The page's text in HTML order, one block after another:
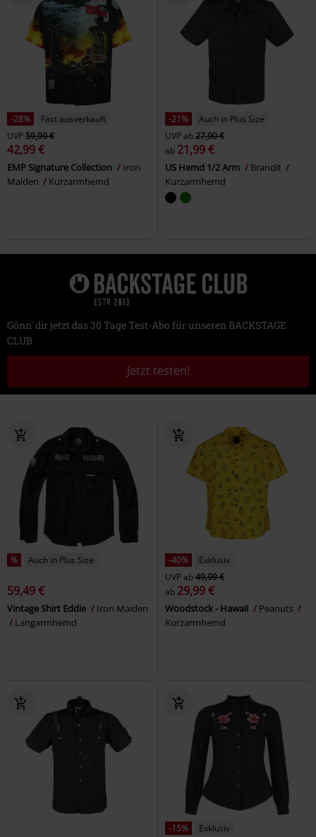
-28%
Fast ausverkauft
UVP59,99 €
42,99 €
EMP Signature Collection
Iron
Maiden
Kurzarmhemd
-21%
Auch in Plus Size
UVPab27,90 €
ab 21,99 €
US Hemd 1/2 Arm
Brandit
Kurzarmhemd
Gönn' dir jetzt das 30 Tage Test-Abo für unseren BACKSTAGE
CLUB
Jetzt testen!
% Auch in Plus Size
59,49 €
Vintage Shirt Eddie
Iron Maiden
Langarmhemd
-40%
Exklusiv
UVPab49,99 €
ab 29,99 €
Woodstock - Hawaii
Peanuts
Kurzarmhemd
-15% Exklusiv